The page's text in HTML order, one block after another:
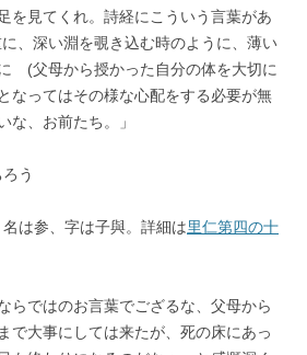
を見てくれ。詩経にこういう言葉があ
、深い淵を覗き込む時のように、薄い
(父母から授かった自分の体を大切に
なってはその様な心配をする必要が無
な、お前たち。」
う
は参、字は子與。詳細は里仁第四の十
らではのお言葉でござるな、父母から
で大事にしては来たが、死の床にあっ